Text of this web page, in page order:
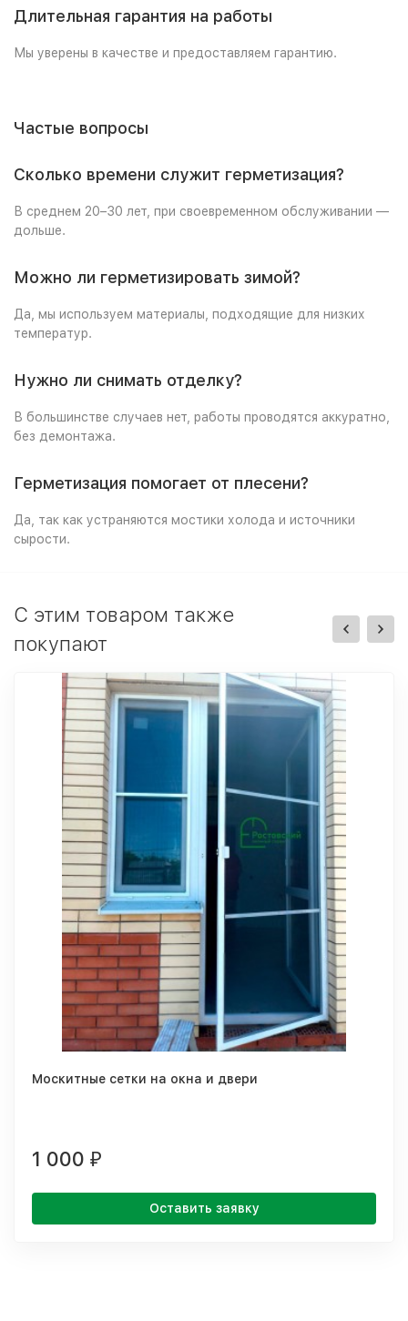
Длительная гарантия на работы
Мы уверены в качестве и предоставляем гарантию.
Частые вопросы
Сколько времени служит герметизация?
В среднем 20–30 лет, при своевременном обслуживании —
дольше.
Можно ли герметизировать зимой?
Да, мы используем материалы, подходящие для низких
температур.
Нужно ли снимать отделку?
В большинстве случаев нет, работы проводятся аккуратно,
без демонтажа.
Герметизация помогает от плесени?
Да, так как устраняются мостики холода и источники
сырости.
C этим товаром также
покупают
Москитные сетки на окна и двери
1 000 ₽
Оставить заявку